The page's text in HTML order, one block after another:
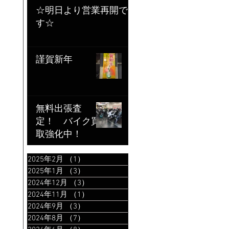
☆明日より営業再開で
す☆
謹賀新年
無料出張査
定！ バイク買
取強化中！
2025年2月 （1）
2025年1月
（3）
2024年12月
（3）
2024年11月
（1）
2024年9月
（3）
2024年8月
（7）